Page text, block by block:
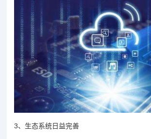
3、生态系统日益完善